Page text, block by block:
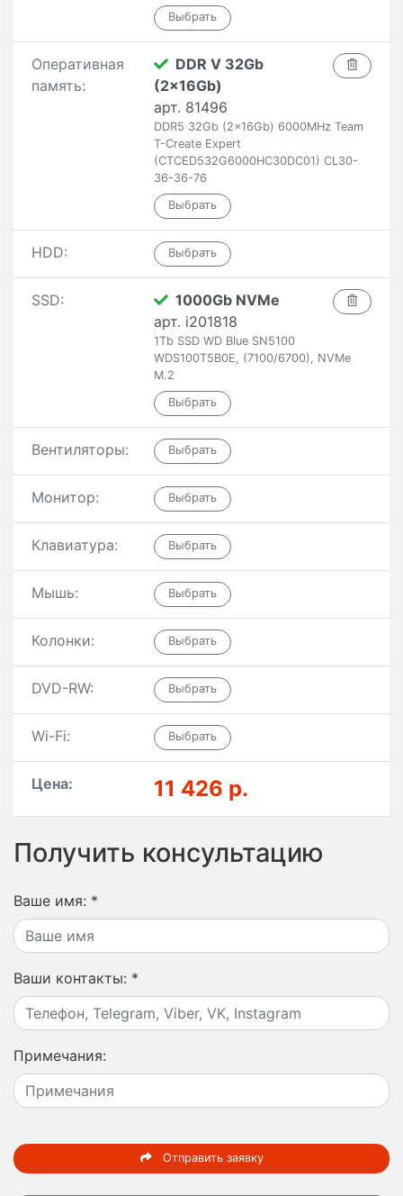
Оперативная
память:
DDR V 32Gb
(2x16Gb)
арт. 81496
DDR5 32Gb (2x16Gb) 6000MHz Team
T-Create Expert
(CTCED532G6000HC30DC01) CL30-
36-36-76
HDD:
SSD:
1000Gb NVMe
арт. i201818
1Tb SSD WD Blue SN5100
WDS100T5B0E, (7100/6700), NVMe
M.2
Вентиляторы:
Монитор:
Клавиатура:
Мышь:
Колонки:
DVD-RW:
Wi-Fi:
Цена: 11 426 р.
Получить консультацию
Ваше имя: *
Ваши контакты: *
Примечания:
Отправить заявку